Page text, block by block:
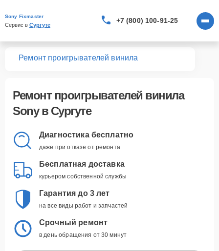
Sony Fixmaster
Сервис в Сургуте
+7 (800) 100-91-25
Ремонт проигрывателей винила
Ремонт проигрывателей винила
Sonyв Сургуте
Диагностика бесплатно
даже при отказе от ремонта
Бесплатная доставка
курьером собственной службы
Гарантия до 3 лет
на все виды работ и запчастей
Срочный ремонт
в день обращения от 30 минут